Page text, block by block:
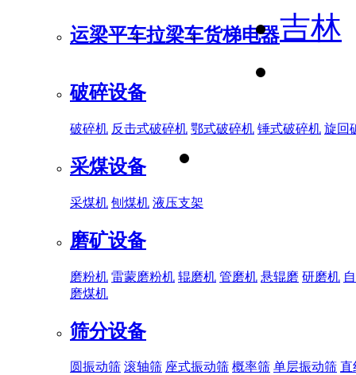
运梁平车拉梁车货梯电器
破碎设备
破碎机 反击式破碎机 鄂式破碎机 锤式破碎机 旋回
采煤设备
采煤机 刨煤机 液压支架
磨矿设备
磨粉机 雷蒙磨粉机 辊磨机 管磨机 悬辊磨 研磨机
磨煤机
筛分设备
圆振动筛 滚轴筛 座式振动筛 概率筛 单层振动筛 直
吉林